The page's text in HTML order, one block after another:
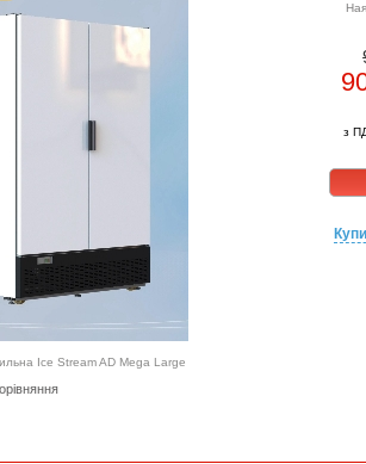
Ice Stream AD Mega Large
з